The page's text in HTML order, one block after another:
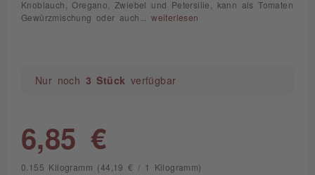
Knoblauch, Oregano, Zwiebel und Petersilie, kann als Tomaten
Gewürzmischung oder auch...weiterlesen
Nur noch 3 Stück verfügbar
6,85 €
0.155 Kilogramm (44,19 € / 1 Kilogramm)